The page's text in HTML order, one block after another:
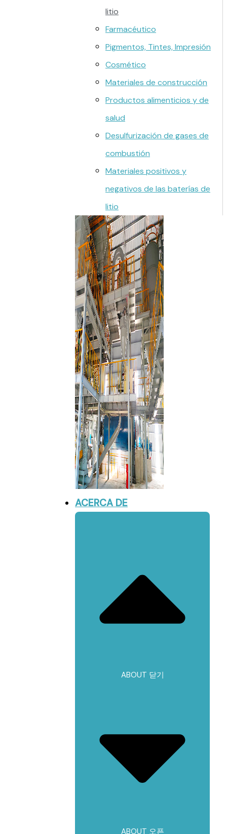
litio
Farmacéutico
Pigmentos, Tintes, Impresión
Cosmético
Materiales de construcción
Productos alimenticios y de
salud
Desulfurización de gases de
combustión
Materiales positivos y
negativos de las baterías de
litio
ACERCA DE
ABOUT 닫기
ABOUT 오픈